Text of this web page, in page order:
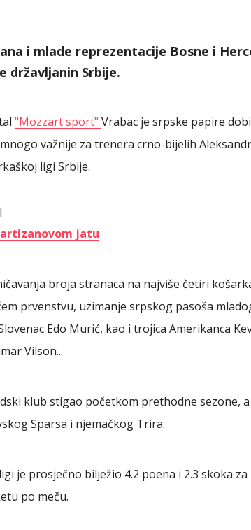
i mlade reprezentacije Bosne i
državljanin Srbije.
"Mozzart sport" Vrabac je srpske papire
važnije za trenera crno-bijelih
ligi Srbije.
jatu
broja stranaca na najviše četiri
prvenstvu, uzimanje srpskog pasoša
Edo Murić, kao i trojica Amerikanca
Vilson...
klub stigao početkom prethodne sezone,
Sparsa i njemačkog Trira.
je prosječno bilježio 4.2 poena i 2.3 skoka
po meču.